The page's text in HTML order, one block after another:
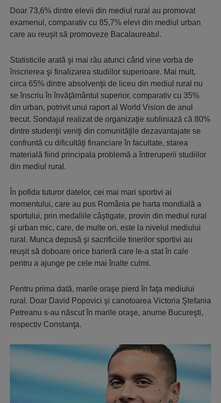
Doar 73,6% dintre elevii din mediul rural au promovat
examenul, comparativ cu 85,7% elevi din mediul urban
care au reuşit să promoveze Bacalaureatul.
Statisticile arată şi mai rău atunci când vine vorba de
înscrierea şi finalizarea studiilor superioare. Mai mult,
circa 65% dintre absolvenţii de liceu din mediul rural nu
se înscriu în învăţământul superior, comparativ cu 35%
din urban, potrivit unui raport al World Vision de anul
trecut. Sondajul realizat de organizaţie subliniază că 80%
dintre studenţii veniţi din comunităţile dezavantajate se
confruntă cu dificultăţi financiare în facultate, starea
materială fiind principala problemă a întreruperii studiilor
din mediul rural.
În pofida tuturor datelor, cei mai mari sportivi ai
momentului, care au pus România pe harta mondială a
sportului, prin medaliile câştigate, provin din mediul rural
şi urban mic, care, de multe ori, este la nivelul mediului
rural. Munca depusă şi sacrificiile tinerilor sportivi au
reuşit să doboare orice barieră care le-a stat în cale
pentru a ajunge pe cele mai înalte culmi.
Pentru prima dată, marile oraşe pierd în faţa mediului
rural. Doar David Popovici şi canotoarea Victoria Ştefania
Petreanu s-au născut în marile oraşe, anume Bucureşti,
respectiv Constanţa.